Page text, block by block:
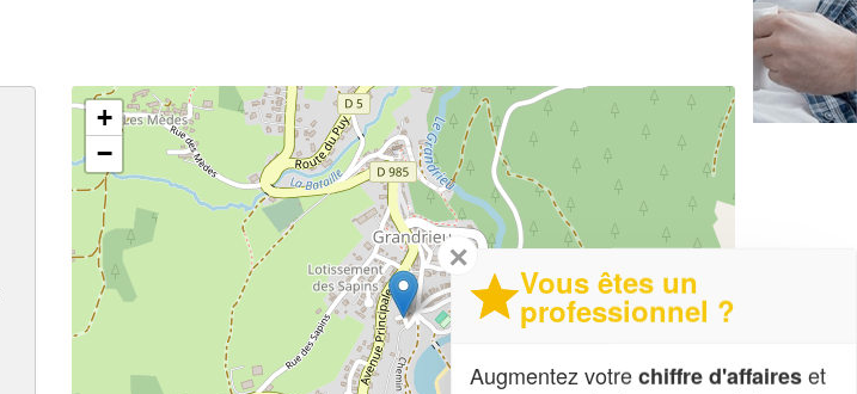
+
−
✕
Vous êtes un
professionnel ?
Augmentez votrechiffre d'affaireset